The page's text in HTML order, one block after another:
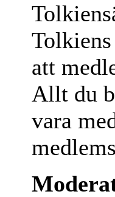
att
Allt du
vara